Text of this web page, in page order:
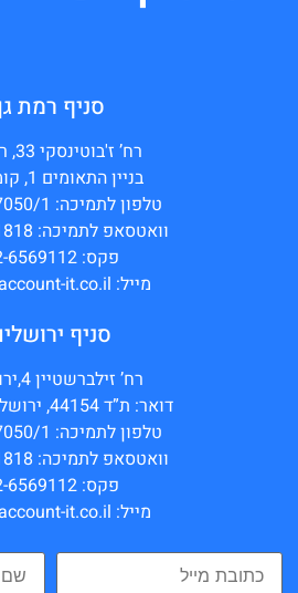
סניף רמת
רח’ ז'בוטינסקי 33, רמת-גן
בניין התאומים 1, קומה 11
טלפון לתמיכה: 02-6567050/1
וואטסאפ לתמיכה: 0528401818
פקס: 02-6569112
מייל: info@account-it.co.il
סניף
רח’ זילברשטיין 4,ירושלים
דואר: ת”ד 44154, ירושלים 91441
טלפון לתמיכה: 02-6567050/1
וואטסאפ לתמיכה: 0528401818
פקס: 02-6569112
מייל: info@account-it.co.il